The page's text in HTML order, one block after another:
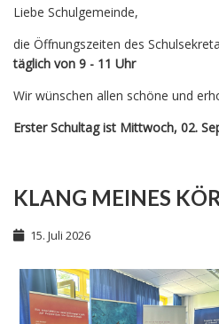
Liebe Schulgemeinde,
die Öffnungszeiten des
täglich von 9 - 11 Uhr
Wir wünschen allen schöne und
Erster Schultag ist Mittwoch, 02.
KLANG MEINES
15. Juli 2026